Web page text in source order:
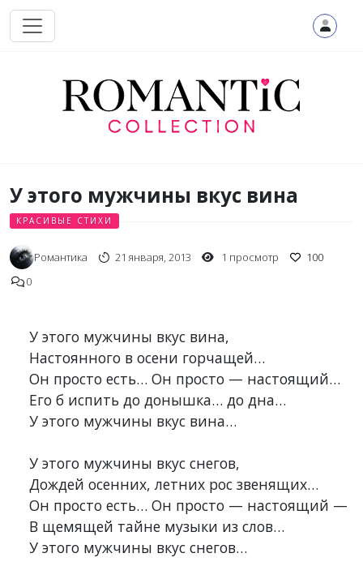
Перейти к основному содержанию
У этого мужчины вкус вина
КРАСИВЫЕ СТИХИ
Романтика 21 января, 2013 1 просмотр
100
0
У этого мужчины вкус вина,
Настоянного в осени горчащей…
Он просто есть… Он просто — настоящий…
Его б испить до донышка… до дна…
У этого мужчины вкус вина…
У этого мужчины вкус снегов,
Дождей осенних, летних рос звенящих…
Он просто есть… Он просто — настоящий —
В щемящей тайне музыки из слов…
У этого мужчины вкус снегов…